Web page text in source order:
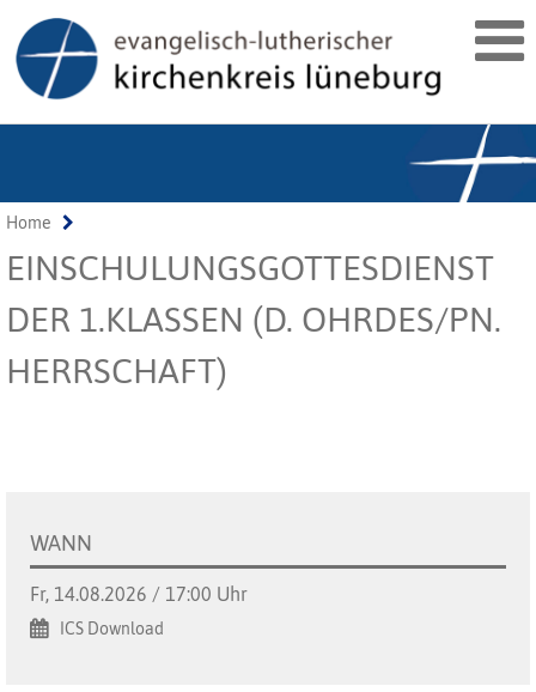
Home
EINSCHULUNGSGOTTESDIENST
DER 1.KLASSEN (D. OHRDES/PN.
HERRSCHAFT)
WANN
Fr, 14.08.2026 / 17:00 Uhr
ICS Download